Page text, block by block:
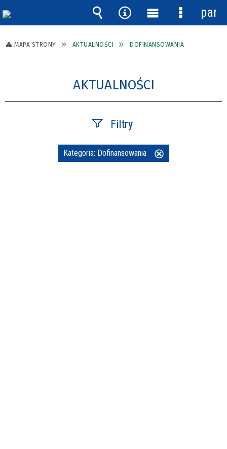
MAPA STRONY AKTUALNOŚCI DOFINANSOWANIA
AKTUALNOŚCI
Filtry
Szukana fraza
Kategoria: Dofinansowania
Wyszukiwarka
Narzędzia
Menu
główne
Menu